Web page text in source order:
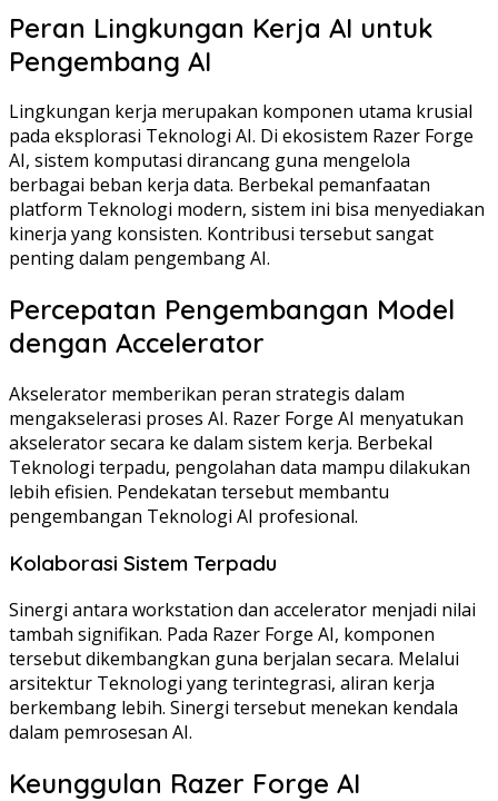
Peran Lingkungan Kerja AI untuk
Pengembang AI
Lingkungan kerja merupakan komponen utama krusial
pada eksplorasi Teknologi AI. Di ekosistem Razer Forge
AI, sistem komputasi dirancang guna mengelola
berbagai beban kerja data. Berbekal pemanfaatan
platform Teknologi modern, sistem ini bisa menyediakan
kinerja yang konsisten. Kontribusi tersebut sangat
penting dalam pengembang AI.
Percepatan Pengembangan Model
dengan Accelerator
Akselerator memberikan peran strategis dalam
mengakselerasi proses AI. Razer Forge AI menyatukan
akselerator secara ke dalam sistem kerja. Berbekal
Teknologi terpadu, pengolahan data mampu dilakukan
lebih efisien. Pendekatan tersebut membantu
pengembangan Teknologi AI profesional.
Kolaborasi Sistem Terpadu
Sinergi antara workstation dan accelerator menjadi nilai
tambah signifikan. Pada Razer Forge AI, komponen
tersebut dikembangkan guna berjalan secara. Melalui
arsitektur Teknologi yang terintegrasi, aliran kerja
berkembang lebih. Sinergi tersebut menekan kendala
dalam pemrosesan AI.
Keunggulan Razer Forge AI